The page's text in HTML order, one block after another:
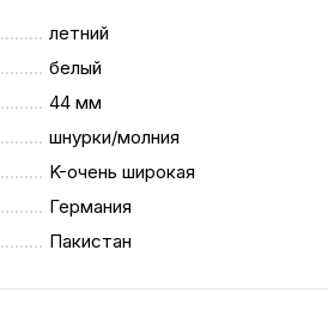
летний
белый
44 мм
шнурки/молния
K-очень широкая
Германия
Пакистан